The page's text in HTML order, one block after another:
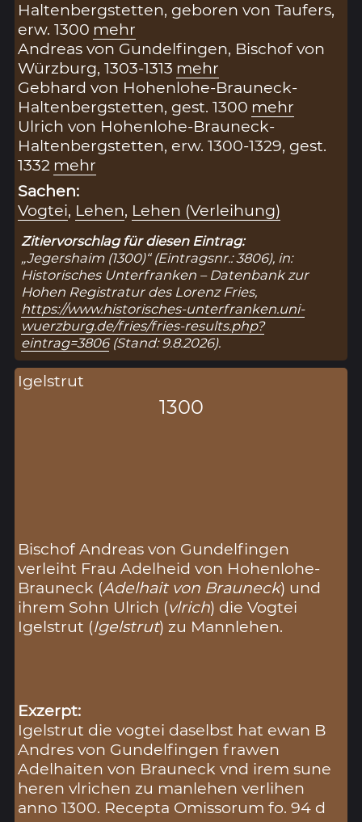
Haltenbergstetten, geboren von Taufers,
erw. 1300 mehr
Andreas von Gundelfingen, Bischof von
Würzburg, 1303-1313 mehr
Gebhard von Hohenlohe-Brauneck-
Haltenbergstetten, gest. 1300 mehr
Ulrich von Hohenlohe-Brauneck-
Haltenbergstetten, erw. 1300-1329, gest.
1332 mehr
Sachen:
Vogtei, Lehen, Lehen (Verleihung)
Zitiervorschlag für diesen Eintrag:
„Jegershaim (1300)“ (Eintragsnr.: 3806), in:
Historisches Unterfranken – Datenbank zur
Hohen Registratur des Lorenz Fries,
https://www.historisches-unterfranken.uni-
wuerzburg.de/fries/fries-results.php?
eintrag=3806(Stand: 9.8.2026).
Igelstrut
1300
Bischof Andreas von Gundelfingen
verleiht Frau Adelheid von Hohenlohe-
Brauneck (Adelhait von Brauneck) und
ihrem Sohn Ulrich (vlrich) die Vogtei
Igelstrut (Igelstrut) zu Mannlehen.
Exzerpt:
Igelstrut die vogtei daselbst hat ewan B
Andres von Gundelfingen frawen
Adelhaiten von Brauneck vnd irem sune
heren vlrichen zu manlehen verlihen
anno 1300. Recepta Omissorum fo. 94 d